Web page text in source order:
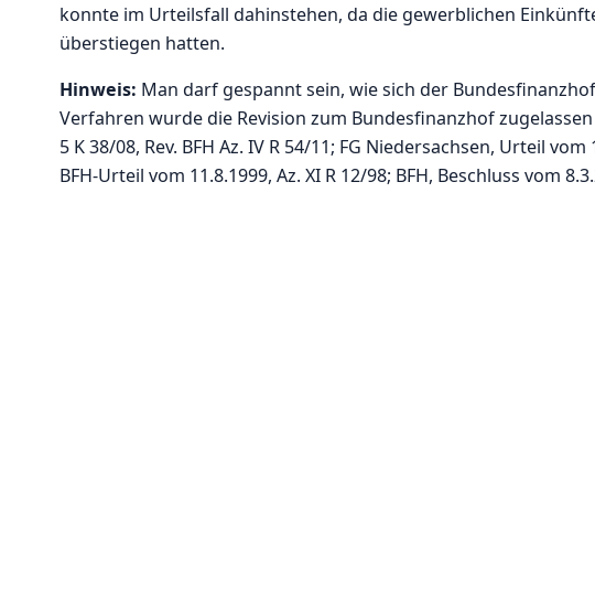
konnte im Urteilsfall dahinstehen, da die gewerblichen
überstiegen hatten.
Hinweis: Man darf gespannt sein, wie sich der
Verfahren wurde die Revision zum Bundesfinanzhof
5 K 38/08, Rev. BFH Az. IV R 54/11; FG Niedersachsen, Urteil vom
BFH-Urteil vom 11.8.1999, Az. XI R 12/98; BFH, Beschluss vom